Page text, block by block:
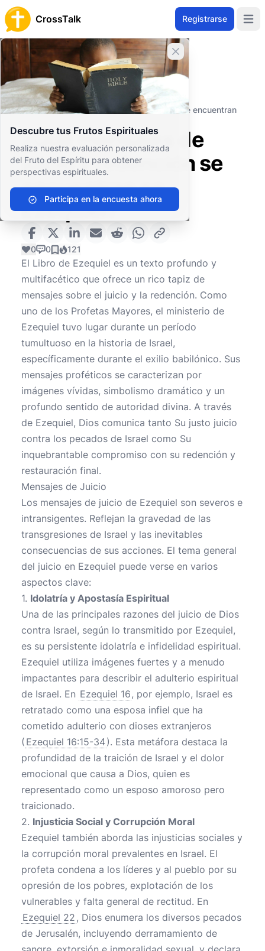
CrossTalk Registrarse
Cerrar banner
Descubre tus Frutos Espirituales
Realiza nuestra evaluación personalizada
del Fruto del Espíritu para obtener
perspectivas espirituales.
Participa en la encuesta ahora
Inicio
Archivo de Preguntas
Antiguo Testamento
Profetas Mayores
¿Qué mensajes de juicio y redención se encuentran
¿Qué mensajes de
juicio y redención se
encuentran en
Ezequiel?
0 0 121
El Libro de Ezequiel es un texto profundo y
multifacético que ofrece un rico tapiz de
mensajes sobre el juicio y la redención. Como
uno de los Profetas Mayores, el ministerio de
Ezequiel tuvo lugar durante un período
tumultuoso en la historia de Israel,
específicamente durante el exilio babilónico. Sus
mensajes proféticos se caracterizan por
imágenes vívidas, simbolismo dramático y un
profundo sentido de autoridad divina. A través
de Ezequiel, Dios comunica tanto Su justo juicio
contra los pecados de Israel como Su
inquebrantable compromiso con su redención y
restauración final.
Mensajes de Juicio
Los mensajes de juicio de Ezequiel son severos e
intransigentes. Reflejan la gravedad de las
transgresiones de Israel y las inevitables
consecuencias de sus acciones. El tema general
del juicio en Ezequiel puede verse en varios
aspectos clave:
1. Idolatría y Apostasía Espiritual
Una de las principales razones del juicio de Dios
contra Israel, según lo transmitido por Ezequiel,
es su persistente idolatría e infidelidad espiritual.
Ezequiel utiliza imágenes fuertes y a menudo
impactantes para describir el adulterio espiritual
de Israel. En Ezequiel 16, por ejemplo, Israel es
retratado como una esposa infiel que ha
cometido adulterio con dioses extranjeros
( Ezequiel 16:15-34). Esta metáfora destaca la
profundidad de la traición de Israel y el dolor
emocional que causa a Dios, quien es
representado como un esposo amoroso pero
traicionado.
2. Injusticia Social y Corrupción Moral
Ezequiel también aborda las injusticias sociales y
la corrupción moral prevalentes en Israel. El
profeta condena a los líderes y al pueblo por su
opresión de los pobres, explotación de los
vulnerables y falta general de rectitud. En
Ezequiel 22 , Dios enumera los diversos pecados
de Jerusalén, incluyendo derramamiento de